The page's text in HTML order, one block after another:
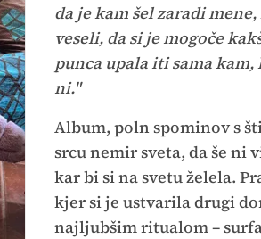
da je kam šel zaradi
veseli, da si je mogoče
punca upala iti sama
ni."
Album, poln spominov s
srcu nemir sveta, da še ni
kar bi si na svetu želela.
kjer si je ustvarila drugi
najljubšim ritualom –